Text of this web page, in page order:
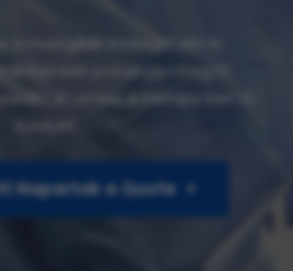
ken panangipateg iti
iti umiso a tiempo ken iti
Napartak a Quote